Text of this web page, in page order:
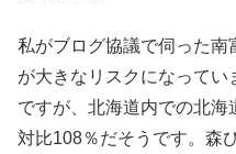
私がブログ協議で伺った南
が大きなリスクになってい
ですが、北海道内での北
対比108％だそうです。森